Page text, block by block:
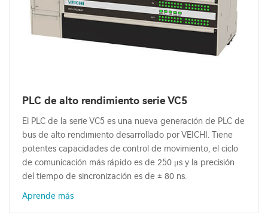
PLC de alto rendimiento serie VC5
El PLC de la serie VC5 es una nueva generación de PLC de
bus de alto rendimiento desarrollado por VEICHI. Tiene
potentes capacidades de control de movimiento, el ciclo
de comunicación más rápido es de 250 μs y la precisión
del tiempo de sincronización es de ± 80 ns.
Aprende más